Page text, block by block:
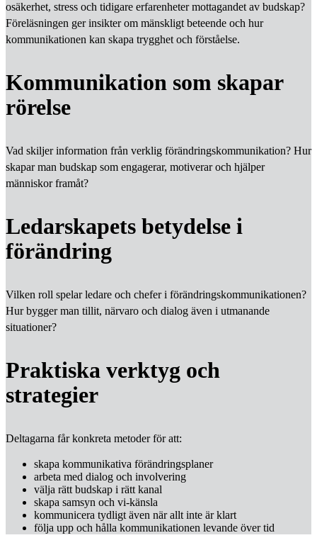
osäkerhet, stress och tidigare erfarenheter mottagandet av budskap?
Föreläsningen ger insikter om mänskligt beteende och hur
kommunikationen kan skapa trygghet och förståelse.
Kommunikation som skapar
rörelse
Vad skiljer information från verklig förändringskommunikation? Hur
skapar man budskap som engagerar, motiverar och hjälper
människor framåt?
Ledarskapets betydelse i
förändring
Vilken roll spelar ledare och chefer i förändringskommunikationen?
Hur bygger man tillit, närvaro och dialog även i utmanande
situationer?
Praktiska verktyg och
strategier
Deltagarna får konkreta metoder för att:
skapa kommunikativa förändringsplaner
arbeta med dialog och involvering
välja rätt budskap i rätt kanal
skapa samsyn och vi-känsla
kommunicera tydligt även när allt inte är klart
följa upp och hålla kommunikationen levande över tid